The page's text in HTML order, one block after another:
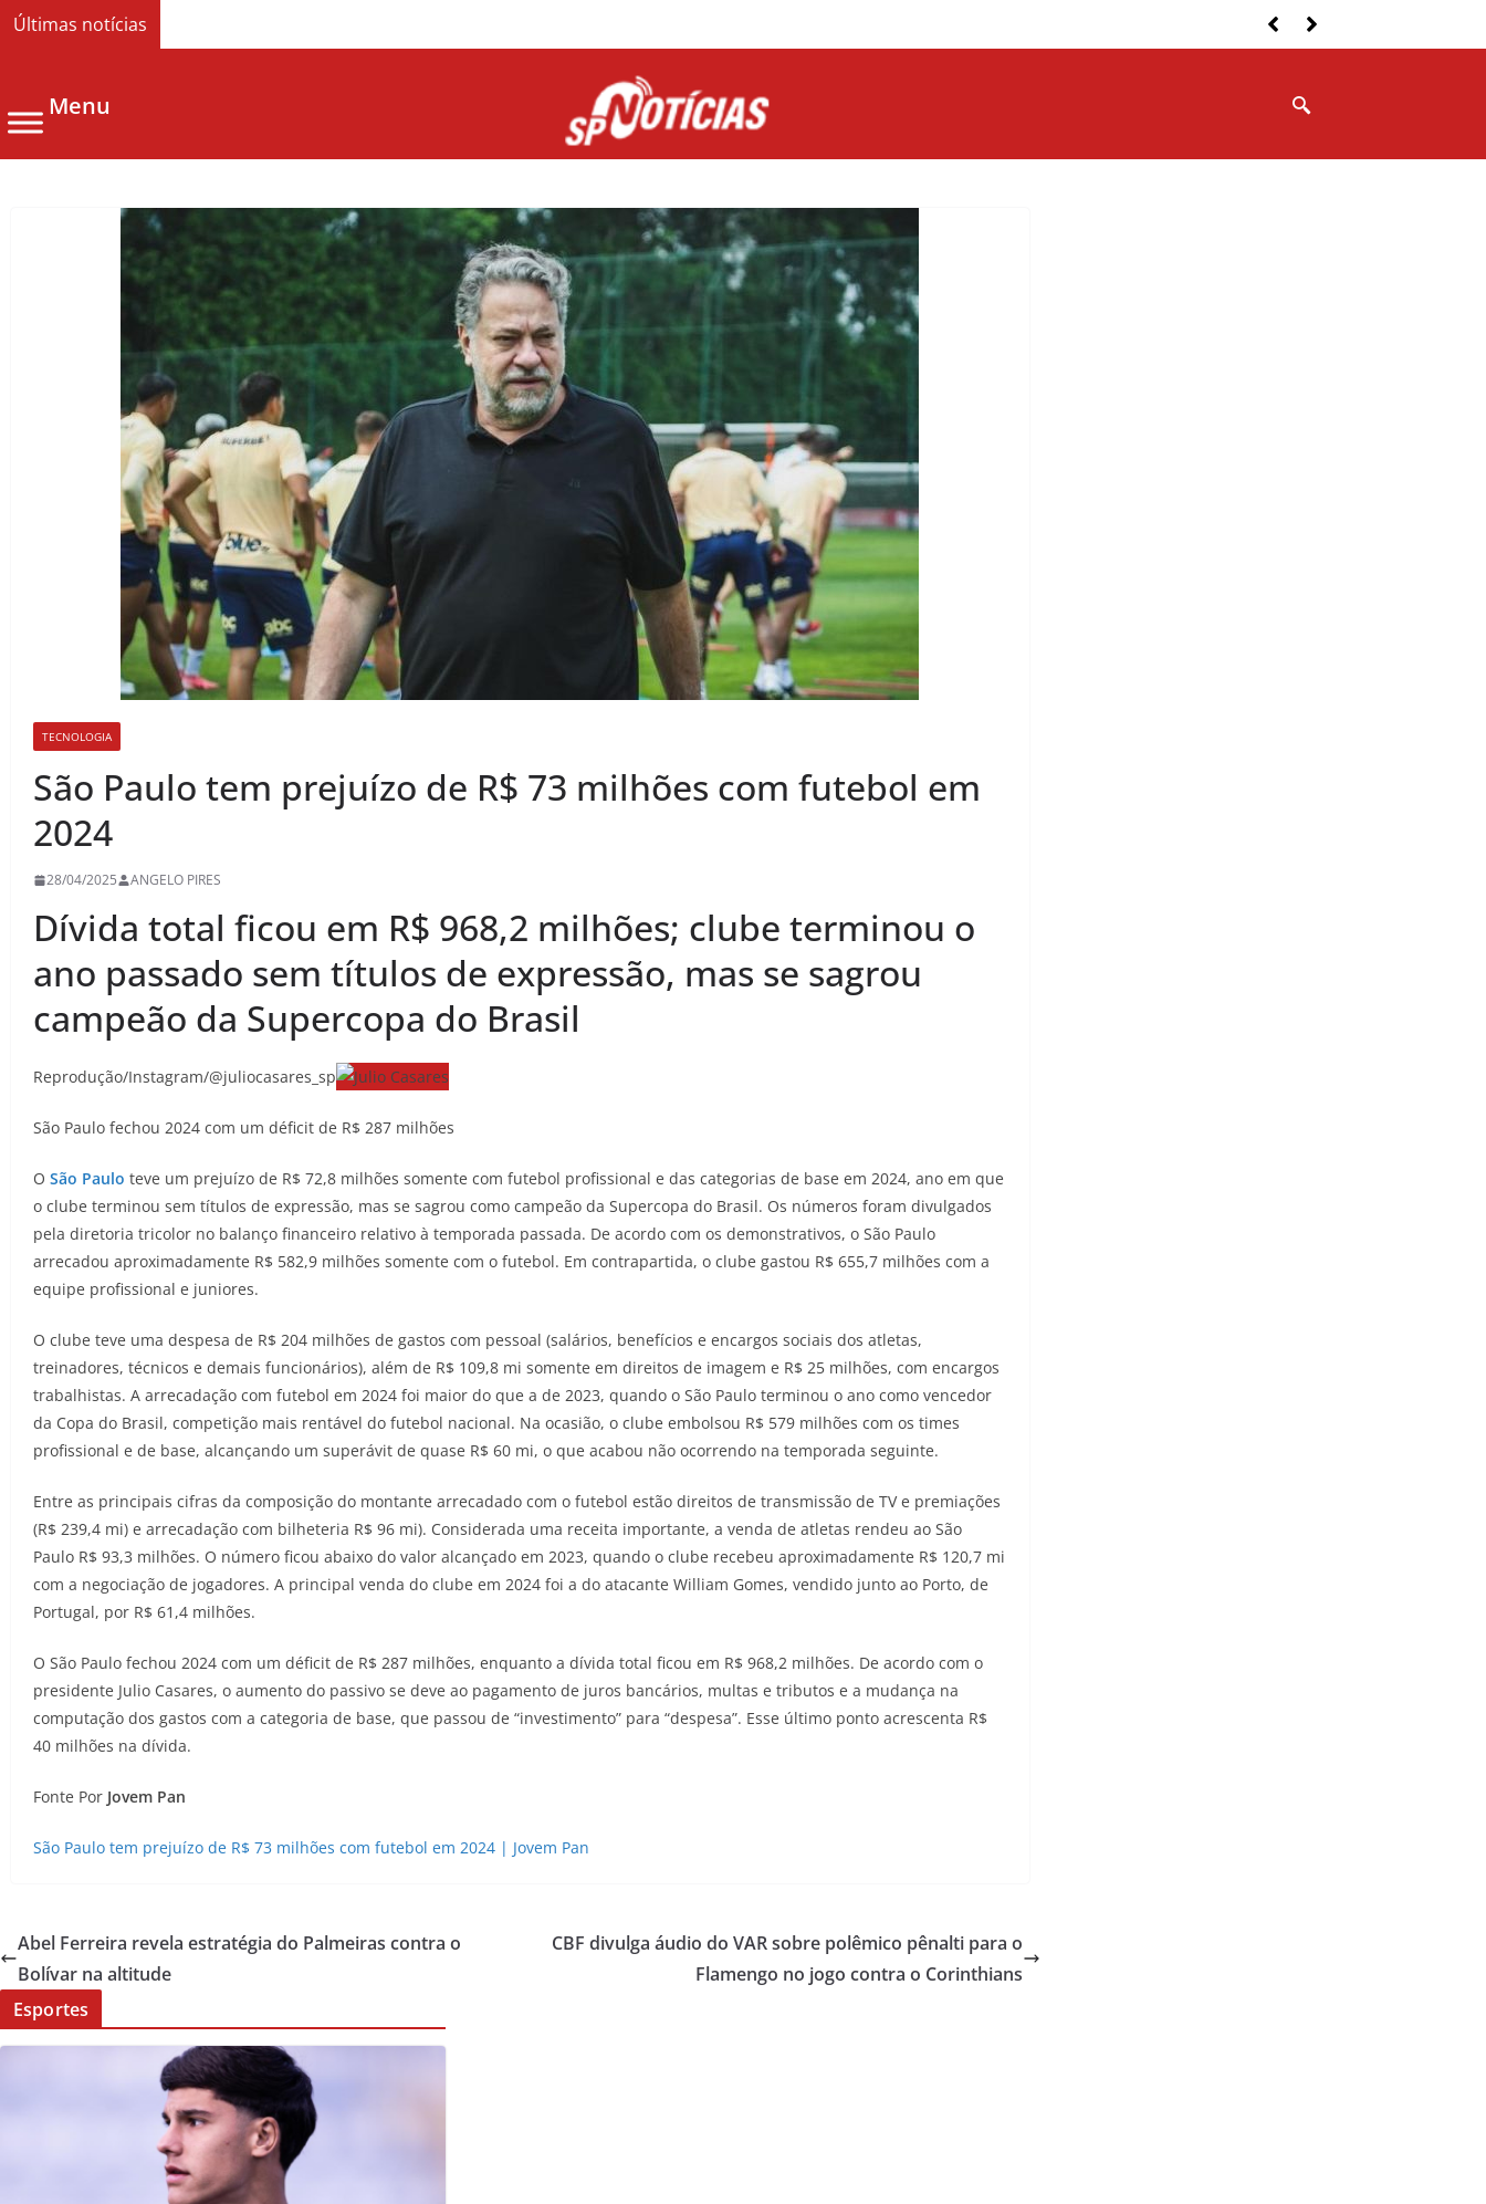
Últimas notícias
Menu
TECNOLOGIA
São Paulo tem prejuízo de R$ 73 milhões com futebol em
2024
28/04/2025 ANGELO PIRES
Dívida total ficou em R$ 968,2 milhões; clube terminou o
ano passado sem títulos de expressão, mas se sagrou
campeão da Supercopa do Brasil
Reprodução/Instagram/@juliocasares_sp
São Paulo fechou 2024 com um déficit de R$ 287 milhões
O São Paulo teve um prejuízo de R$ 72,8 milhões somente com futebol profissional e das categorias de base em 2024, ano em que
o clube terminou sem títulos de expressão, mas se sagrou como campeão da Supercopa do Brasil. Os números foram divulgados
pela diretoria tricolor no balanço financeiro relativo à temporada passada. De acordo com os demonstrativos, o São Paulo
arrecadou aproximadamente R$ 582,9 milhões somente com o futebol. Em contrapartida, o clube gastou R$ 655,7 milhões com a
equipe profissional e juniores.
O clube teve uma despesa de R$ 204 milhões de gastos com pessoal (salários, benefícios e encargos sociais dos atletas,
treinadores, técnicos e demais funcionários), além de R$ 109,8 mi somente em direitos de imagem e R$ 25 milhões, com encargos
trabalhistas. A arrecadação com futebol em 2024 foi maior do que a de 2023, quando o São Paulo terminou o ano como vencedor
da Copa do Brasil, competição mais rentável do futebol nacional. Na ocasião, o clube embolsou R$ 579 milhões com os times
profissional e de base, alcançando um superávit de quase R$ 60 mi, o que acabou não ocorrendo na temporada seguinte.
Entre as principais cifras da composição do montante arrecadado com o futebol estão direitos de transmissão de TV e premiações
(R$ 239,4 mi) e arrecadação com bilheteria R$ 96 mi). Considerada uma receita importante, a venda de atletas rendeu ao São
Paulo R$ 93,3 milhões. O número ficou abaixo do valor alcançado em 2023, quando o clube recebeu aproximadamente R$ 120,7 mi
com a negociação de jogadores. A principal venda do clube em 2024 foi a do atacante William Gomes, vendido junto ao Porto, de
Portugal, por R$ 61,4 milhões.
O São Paulo fechou 2024 com um déficit de R$ 287 milhões, enquanto a dívida total ficou em R$ 968,2 milhões. De acordo com o
presidente Julio Casares, o aumento do passivo se deve ao pagamento de juros bancários, multas e tributos e a mudança na
computação dos gastos com a categoria de base, que passou de “investimento” para “despesa”. Esse último ponto acrescenta R$
40 milhões na dívida.
Fonte Por Jovem Pan
São Paulo tem prejuízo de R$ 73 milhões com futebol em 2024 | Jovem Pan
Abel Ferreira revela estratégia do Palmeiras contra o
Bolívar na altitude
CBF divulga áudio do VAR sobre polêmico pênalti para o
Flamengo no jogo contra o Corinthians
Esportes